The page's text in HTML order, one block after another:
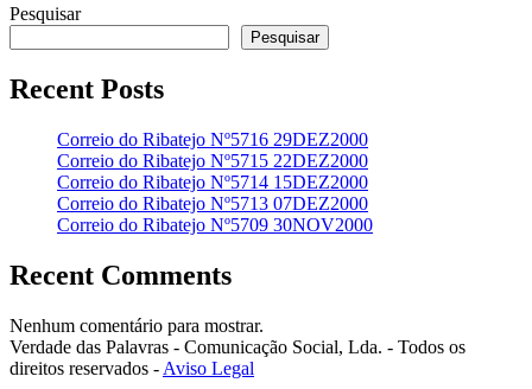
Pesquisar
Pesquisar
Recent Posts
Correio do Ribatejo Nº5716 29DEZ2000
Correio do Ribatejo Nº5715 22DEZ2000
Correio do Ribatejo Nº5714 15DEZ2000
Correio do Ribatejo Nº5713 07DEZ2000
Correio do Ribatejo Nº5709 30NOV2000
Recent Comments
Nenhum comentário para mostrar.
Verdade das Palavras - Comunicação Social, Lda. - Todos os
direitos reservados - Aviso Legal